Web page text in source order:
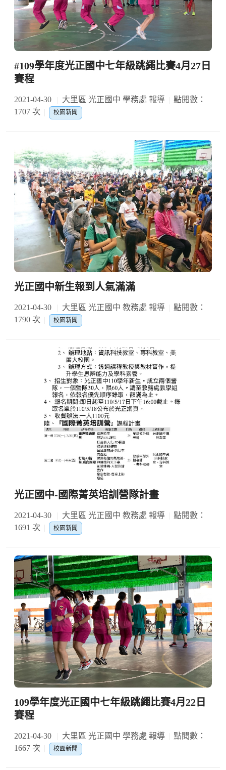
#109學年度光正國中七年級跳繩比賽4月27日
賽程
2021-04-30 大里區 光正國中 學務處 報導
點閱數：
1707 次
校園新聞
光正國中新生報到人氣滿滿
2021-04-30 大里區 光正國中 教務處 報導
點閱數：
1790 次
校園新聞
光正國中-國際菁英培訓營隊計畫
2021-04-30 大里區 光正國中 教務處 報導
點閱數：
1691 次
校園新聞
109學年度光正國中七年級跳繩比賽4月22日
賽程
2021-04-30 大里區 光正國中 學務處 報導
點閱數：
1667 次
校園新聞